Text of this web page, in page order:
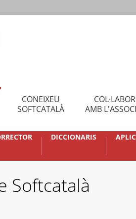
CONEIXEU
SOFTCATALÀ
AMB
DICCIONARIS
Softcatalà